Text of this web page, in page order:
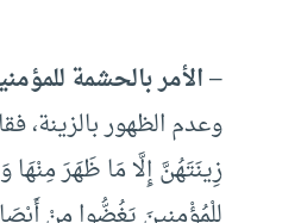
–الأمر بالحشمة
وعدم الظهور